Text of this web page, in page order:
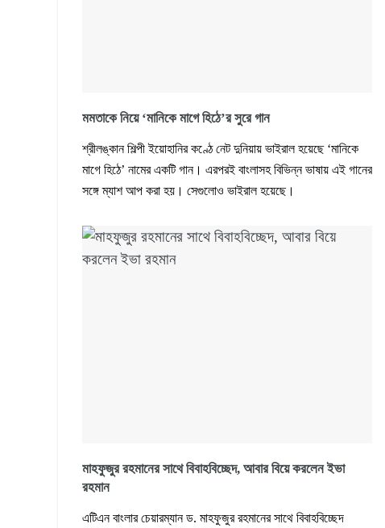
মমতাকে নিয়ে ‘মানিকে মাগে হিঠে’র সুরে গান
শ্রীলঙ্কান শিল্পী ইয়োহানির কণ্ঠে নেট দুনিয়ায় ভাইরাল হয়েছে ‘মানিকে
মাগে হিঠে’ নামের একটি গান। এরপরই বাংলাসহ বিভিন্ন ভাষায় এই গানের
সঙ্গে ম্যাশ আপ করা হয়। সেগুলোও ভাইরাল হয়েছে।
মাহফুজুর রহমানের সাথে বিবাহবিচ্ছেদ, আবার বিয়ে করলেন ইভা
রহমান
এটিএন বাংলার চেয়ারম্যান ড. মাহফুজুর রহমানের সাথে বিবাহবিচ্ছেদ